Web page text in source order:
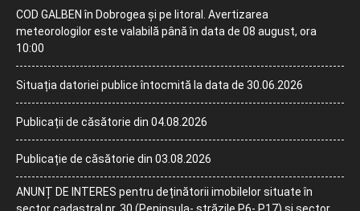
COD GALBEN în Dobrogea și pe litoral. Avertizarea
meteorologilor este valabilă până în data de 08 august, ora
10:00
Situația datoriei publice întocmită la data de 30.06.2026
Publicații de căsătorie din 04.08.2026
Publicație de căsătorie din 03.08.2026
ANUNȚ DE INTERES pentru deținătorii imobilelor situate în